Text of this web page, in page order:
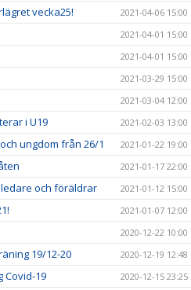
vecka25! 2021-04-06 15:00
2021-04-01 15:00
2021-04-01 15:00
2021-03-29 15:00
2021-03-04 12:00
i U19 2021-02-03 13:00
ungdom från 26/1 2021-01-22 19:00
2021-01-17 22:00
och föräldrar 2021-01-12 15:00
2021-01-07 12:00
2020-12-22 10:00
19/12-20 2020-12-19 12:48
Covid-19 2020-12-15 23:25